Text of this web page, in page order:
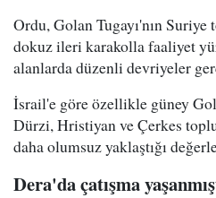
Ordu, Golan Tugayı'nın Suriye
dokuz ileri karakolla faaliyet
alanlarda düzenli devriyeler
İsrail'e göre özellikle güney
Dürzi, Hristiyan ve Çerkes
daha olumsuz yaklaştığı
Dera'da çatışma